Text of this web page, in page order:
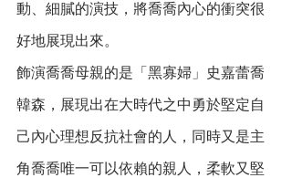
動、細膩的演技，將喬喬內心的衝突很
好地展現出來。
飾演喬喬母親的是「黑寡婦」史嘉蕾喬
韓森，展現出在大時代之中勇於堅定自
己內心理想反抗社會的人，同時又是主
角喬喬唯一可以依賴的親人，柔軟又堅